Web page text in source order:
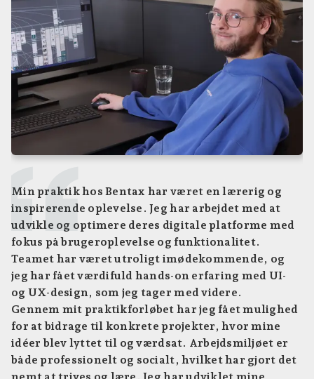
Min praktik hos Bentax har været en lærerig og
inspirerende oplevelse. Jeg har arbejdet med at
udvikle og optimere deres digitale platforme med
fokus på brugeroplevelse og funktionalitet.
Teamet har været utroligt imødekommende, og
jeg har fået værdifuld hands-on erfaring med UI-
og UX-design, som jeg tager med videre.
Gennem mit praktikforløbet har jeg fået mulighed
for at bidrage til konkrete projekter, hvor mine
idéer blev lyttet til og værdsat. Arbejdsmiljøet er
både professionelt og socialt, hvilket har gjort det